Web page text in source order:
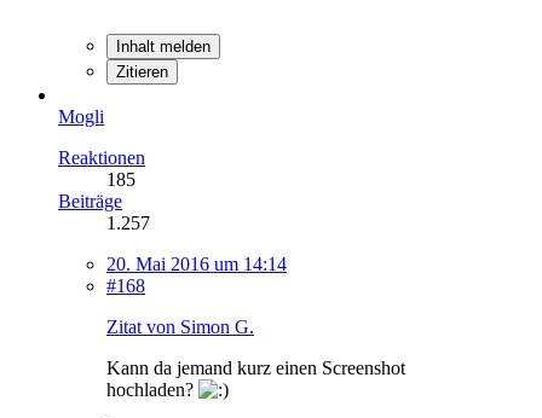
Inhalt melden
Zitieren
Mogli
Reaktionen
185
Beiträge
1.257
20. Mai 2016 um 14:14
#168
Zitat von Simon G.
Kann da jemand kurz einen Screenshot
hochladen?